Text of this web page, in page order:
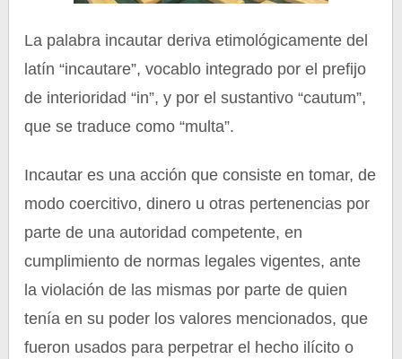
La palabra incautar deriva etimológicamente del
latín “incautare”, vocablo integrado por el prefijo
de interioridad “in”, y por el sustantivo “cautum”,
que se traduce como “multa”.
Incautar es una acción que consiste en tomar, de
modo coercitivo, dinero u otras pertenencias por
parte de una autoridad competente, en
cumplimiento de normas legales vigentes, ante
la violación de las mismas por parte de quien
tenía en su poder los valores mencionados, que
fueron usados para perpetrar el hecho ilícito o